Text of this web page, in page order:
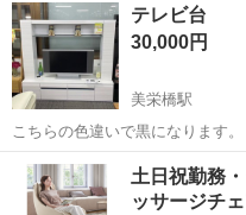
ノークレームノーリターンでお
人、 配送は、 ...
テレビ台
30,000円
美栄橋駅
こちらの色違いで黒になります
なく美品です。
沖縄 那覇市 美栄橋駅
土日祝勤務
ッサージチ